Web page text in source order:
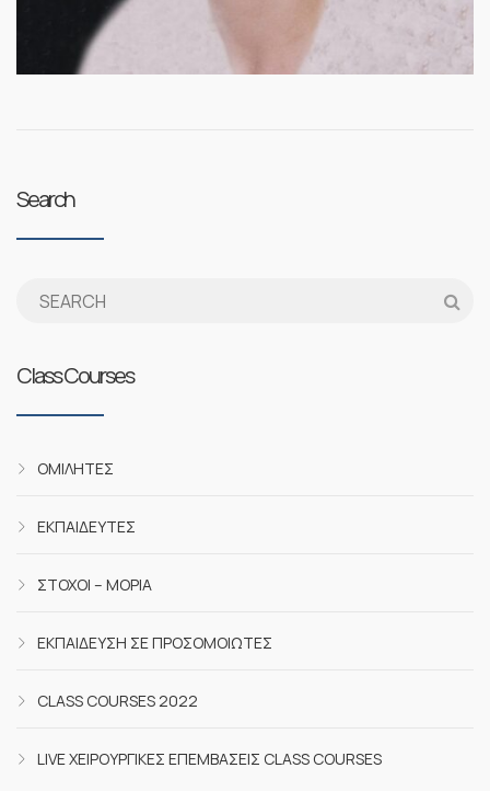
Search
Class Courses
ΟΜΙΛΗΤΈΣ
ΕΚΠΑΙΔΕΥΤΈΣ
ΣΤΌΧΟΙ – ΜΌΡΙΑ
ΕΚΠΑΊΔΕΥΣΗ ΣΕ ΠΡΟΣΟΜΟΙΩΤΈΣ
CLASS COURSES 2022
LIVE ΧΕΙΡΟΥΡΓΙΚΈΣ ΕΠΕΜΒΆΣΕΙΣ CLASS COURSES